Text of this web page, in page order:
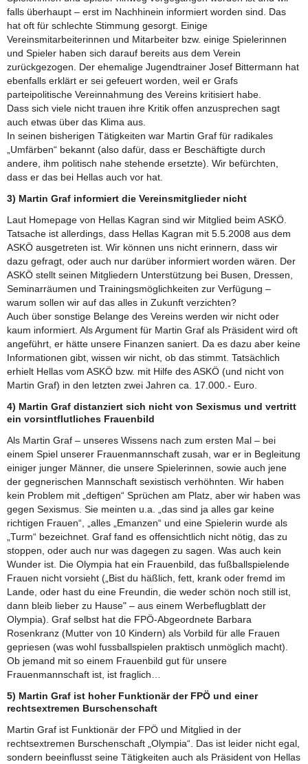
falls überhaupt – erst im Nachhinein informiert worden sind. Das
hat oft für schlechte Stimmung gesorgt. Einige
Vereinsmitarbeiterinnen und Mitarbeiter bzw. einige Spielerinnen
und Spieler haben sich darauf bereits aus dem Verein
zurückgezogen. Der ehemalige Jugendtrainer Josef Bittermann hat
ebenfalls erklärt er sei gefeuert worden, weil er Grafs
parteipolitische Vereinnahmung des Vereins kritisiert habe.
Dass sich viele nicht trauen ihre Kritik offen anzusprechen sagt
auch etwas über das Klima aus.
In seinen bisherigen Tätigkeiten war Martin Graf für radikales
„Umfärben“ bekannt (also dafür, dass er Beschäftigte durch
andere, ihm politisch nahe stehende ersetzte). Wir befürchten,
dass er das bei Hellas auch vor hat.
3) Martin Graf informiert die Vereinsmitglieder nicht
Laut Homepage von Hellas Kagran sind wir Mitglied beim ASKÖ.
Tatsache ist allerdings, dass Hellas Kagran mit 5.5.2008 aus dem
ASKÖ ausgetreten ist. Wir können uns nicht erinnern, dass wir
dazu gefragt, oder auch nur darüber informiert worden wären. Der
ASKÖ stellt seinen Mitgliedern Unterstützung bei Busen, Dressen,
Seminarräumen und Trainingsmöglichkeiten zur Verfügung –
warum sollen wir auf das alles in Zukunft verzichten?
Auch über sonstige Belange des Vereins werden wir nicht oder
kaum informiert. Als Argument für Martin Graf als Präsident wird oft
angeführt, er hätte unsere Finanzen saniert. Da es dazu aber keine
Informationen gibt, wissen wir nicht, ob das stimmt. Tatsächlich
erhielt Hellas vom ASKÖ bzw. mit Hilfe des ASKÖ (und nicht von
Martin Graf) in den letzten zwei Jahren ca. 17.000.- Euro.
4) Martin Graf distanziert sich nicht von Sexismus und vertritt
ein vorsintflutliches Frauenbild
Als Martin Graf – unseres Wissens nach zum ersten Mal – bei
einem Spiel unserer Frauenmannschaft zusah, war er in Begleitung
einiger junger Männer, die unsere Spielerinnen, sowie auch jene
der gegnerischen Mannschaft sexistisch verhöhnten. Wir haben
kein Problem mit „deftigen“ Sprüchen am Platz, aber wir haben was
gegen Sexismus. Sie meinten u.a. „das sind ja alles gar keine
richtigen Frauen“, „alles „Emanzen“ und eine Spielerin wurde als
„Turm“ bezeichnet. Graf fand es offensichtlich nicht nötig, das zu
stoppen, oder auch nur was dagegen zu sagen. Was auch kein
Wunder ist. Die Olympia hat ein Frauenbild, das fußballspielende
Frauen nicht vorsieht („Bist du häßlich, fett, krank oder fremd im
Lande, oder hast du eine Freundin, die weder schön noch still ist,
dann bleib lieber zu Hause" – aus einem Werbeflugblatt der
Olympia). Graf selbst hat die FPÖ-Abgeordnete Barbara
Rosenkranz (Mutter von 10 Kindern) als Vorbild für alle Frauen
gepriesen (was wohl fussballspielen praktisch unmöglich macht).
Ob jemand mit so einem Frauenbild gut für unsere
Frauenmannschaft ist, ist fraglich…
5) Martin Graf ist hoher Funktionär der FPÖ und einer
rechtsextremen Burschenschaft
Martin Graf ist Funktionär der FPÖ und Mitglied in der
rechtsextremen Burschenschaft „Olympia“. Das ist leider nicht egal,
sondern beeinflusst seine Tätigkeiten auch als Präsident von Hellas